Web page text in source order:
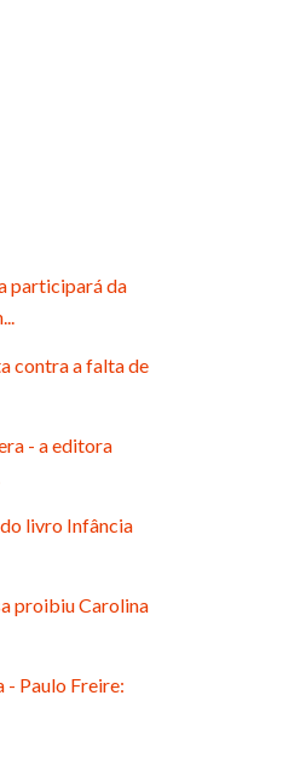
participará da
contra a falta de
- a editora
livro Infância
proibiu Carolina
- Paulo Freire: